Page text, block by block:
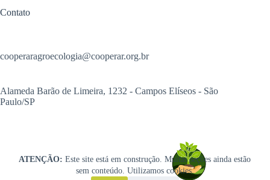
ATENÇÃO: Este site está em construção. Muitas seções ainda estão
sem conteúdo. Utilizamos cookies.
Contato
cooperaragroecologia@cooperar.org.br
Alameda Barão de Limeira, 1232 - Campos Elíseos - São
Paulo/SP